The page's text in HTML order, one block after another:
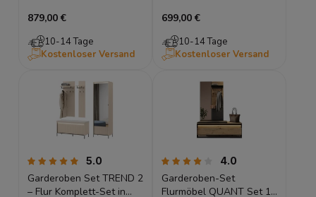
879,00 €
10-14 Tage
Kostenloser Versand
inkl. LED
699,00 €
10-14 Tage
Kostenloser Versand
5.0
Garderoben Set TREND 2
– Flur Komplett-Set in
4.0
Garderoben-Set
Flurmöbel QUANT Set 1